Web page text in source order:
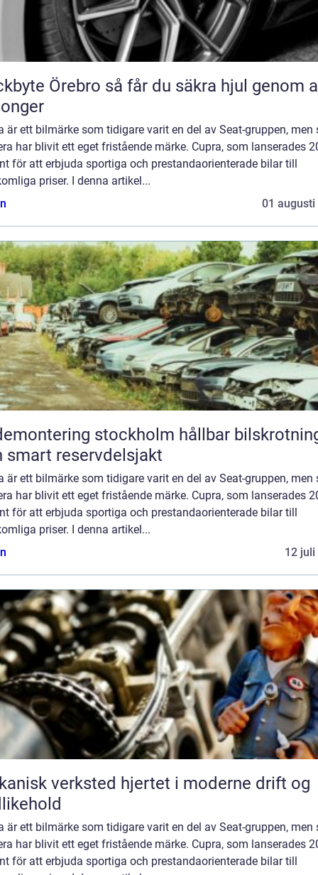
så får du säkra hjul genom alla
är ett bilmärke som tidigare varit en del av Seat-gruppen, men
har blivit ett eget fristående märke. Cupra, som lanserades
för att erbjuda sportiga och prestandaorienterade bilar till
priser. I denna artikel...
01 augusti
stockholm hållbar bilskrotning
smart reservdelsjakt
är ett bilmärke som tidigare varit en del av Seat-gruppen, men
har blivit ett eget fristående märke. Cupra, som lanserades
för att erbjuda sportiga och prestandaorienterade bilar till
priser. I denna artikel...
12 juli
verksted hjertet i moderne drift og
är ett bilmärke som tidigare varit en del av Seat-gruppen, men
har blivit ett eget fristående märke. Cupra, som lanserades
för att erbjuda sportiga och prestandaorienterade bilar till